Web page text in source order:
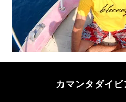
カマンタダイ